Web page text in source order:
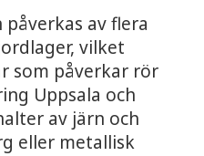
av flera
vilket
som påverkar rör
Uppsala och
av järn och
eller metallisk